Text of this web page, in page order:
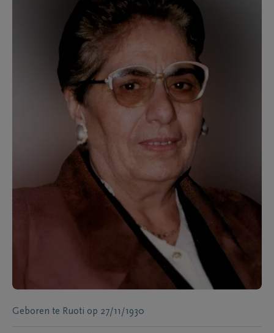
Geboren te Ruoti op 27/11/1930